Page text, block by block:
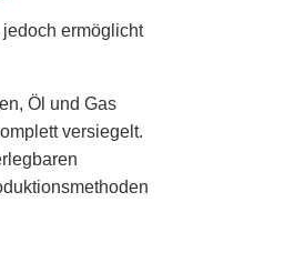
ermöglicht
Öl und Gas
versiegelt.